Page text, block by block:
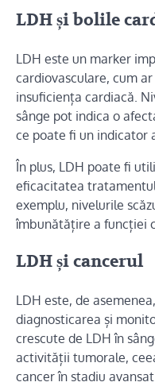
LDH și bolile
LDH este un marker
cardiovasculare, cum
insuficiența cardiacă.
sânge pot indica o
ce poate fi un indicator
În plus, LDH poate fi
eficacitatea
exemplu, nivelurile
îmbunătățire a funcției
LDH și cancerul
LDH este, de
diagnosticarea și
crescute de LDH în
activității tumorale,
cancer în stadiu